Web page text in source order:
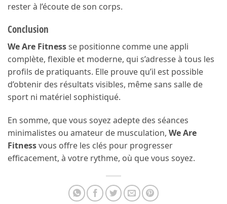
rester à l’écoute de son corps.
Conclusion
We Are Fitnessse positionne comme une appli
complète, flexible et moderne, qui s’adresse à tous les
profils de pratiquants. Elle prouve qu’il est possible
d’obtenir des résultats visibles, même sans salle de
sport ni matériel sophistiqué.
En somme, que vous soyez adepte des séances
minimalistes ou amateur de musculation, We Are
Fitnessvous offre les clés pour progresser
efficacement, à votre rythme, où que vous soyez.